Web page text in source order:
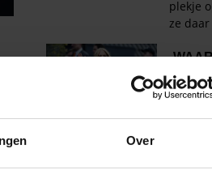
Over